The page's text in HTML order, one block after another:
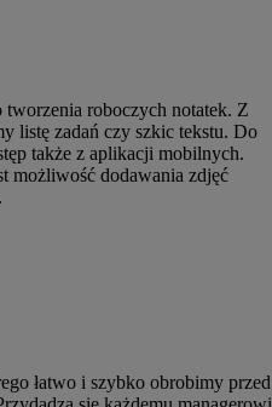
tworzenia roboczych notatek. Z
listę zadań czy szkic tekstu. Do
także z aplikacji mobilnych.
możliwość dodawania zdjęć
łatwo i szybko obrobimy przed